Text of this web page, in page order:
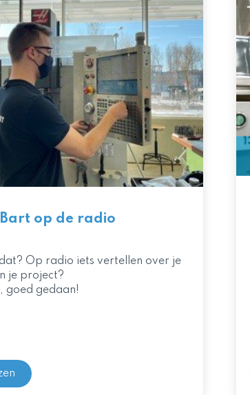
op de radio
dat? Op radio iets vertellen over je
je project?
goed gedaan!